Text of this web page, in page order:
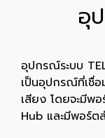
อุ
อุปกรณ์ระบบ
เป็นอุปกรณ์ที่เชื่อ
เสียง โดยจะมีพ
Hub และมีพอร์ต